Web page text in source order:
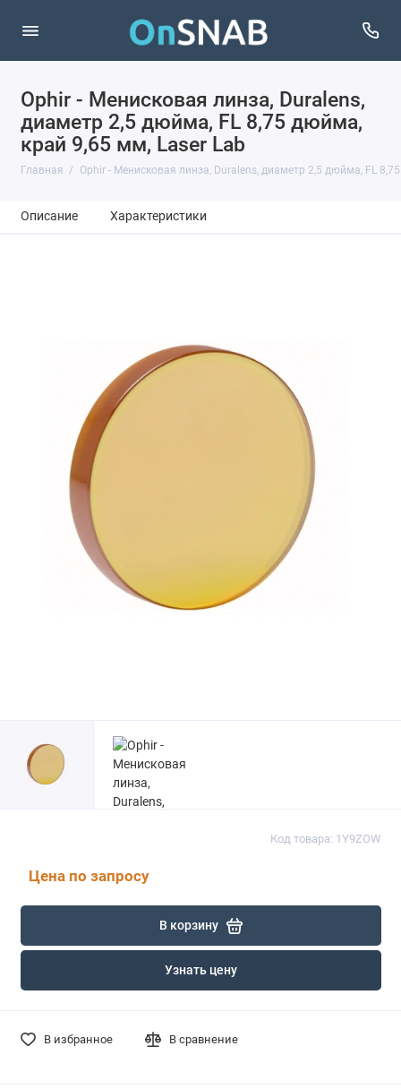
Ophir - Менисковая линза, Duralens,
диаметр 2,5 дюйма, FL 8,75 дюйма,
край 9,65 мм, Laser Lab
Главная Ophir - Менисковая линза, Duralens, диаметр 2,5 дюйма, FL
Описание Характеристики
Код товара: 1Y9ZOW
Цена по запросу
В корзину
Узнать цену
В избранное В сравнение